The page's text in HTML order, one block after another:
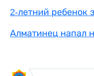
2-летний ребенок
Алматинец напал